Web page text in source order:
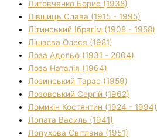
Литовченко Борис (1938)
Лівшиць Слава (1915 - 1995)
Літинський Ібрагім (1908 - 1958)
Лішаєва Олеся (1981)
Лоза Адольф (1931 - 2004)
Лоза Наталія (1964)
Лозинський Тарас (1959)
Лозовський Сергій (1962)
Ломикін Костянтин (1924 - 1994)
Лопата Василь (1941)
Лопухова Світлана (1951)